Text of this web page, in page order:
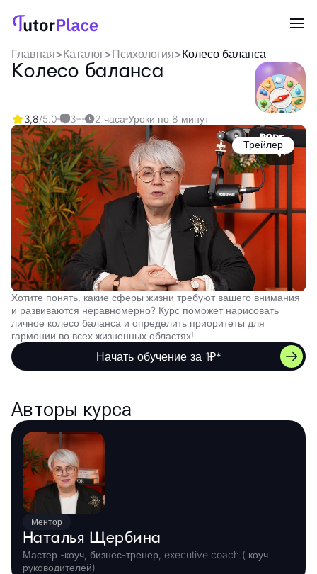
Главная>Каталог>Психология>Колесо баланса
Колесо баланса
3,8/5.0 3+ 2 часа Уроки по 8 минут
Трейлер
Хотите понять, какие сферы жизни требуют вашего внимания
и развиваются неравномерно? Курс поможет нарисовать
личное колесо баланса и определить приоритеты для
гармонии во всех жизненных областях!
Начать обучение за 1₽*
Авторы курса
Ментор
Наталья Щербина
Мастер -коуч, бизнес-тренер, executive coach ( коуч
руководителей)